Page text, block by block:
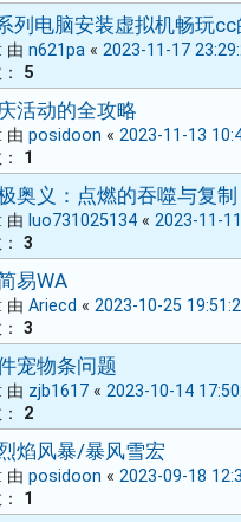
列电脑安装虚拟机畅玩cc
由 n621pa « 2023-11-17
5
活动的全攻略
由 posidoon « 2023-11-13
1
奥义：点燃的吞噬与复制
由 luo731025134 « 2023-11-
3
易WA
由 Ariecd « 2023-10-25
3
宠物条问题
由 zjb1617 « 2023-10-14
2
焰风暴/暴风雪宏
由 posidoon « 2023-09-18
1